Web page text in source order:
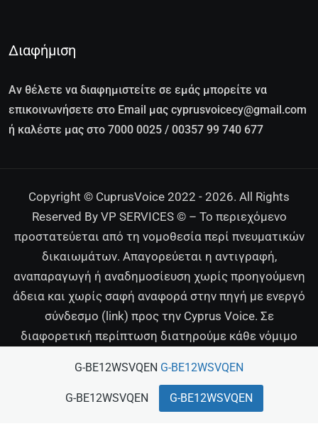
Διαφήμιση
Αν θέλετε να διαφημιστείτε σε εμάς μπορείτε να
επικοινωνήσετε στο Email μας cyprusvoicecy@gmail.com
ή καλέστε μας στο 7000 0025 / 00357 99 740 677
Copyright © CuprusVoice 2022 - 2026. All Rights
Reserved By VP SERVICES © – Το περιεχόμενο
προστατεύεται από τη νομοθεσία περί πνευματικών
δικαιωμάτων. Απαγορεύεται η αντιγραφή,
αναπαραγωγή ή αναδημοσίευση χωρίς προηγούμενη
άδεια και χωρίς σαφή αναφορά στην πηγή με ενεργό
σύνδεσμο (link) προς την Cyprus Voice. Σε
διαφορετική περίπτωση διατηρούμε κάθε νόμιμο
G-BE12WSVQEN G-BE12WSVQEN
G-BE12WSVQEN G-BE12WSVQEN